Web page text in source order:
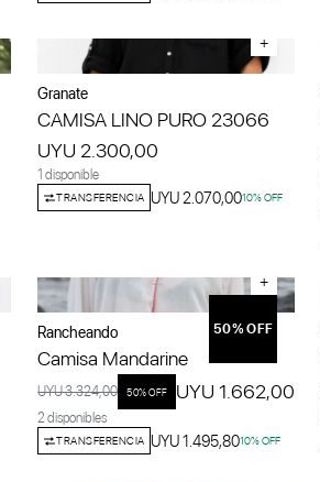
+
Granate
CAMISA LINO PURO 23066
UYU 2.300,00
1 disponible
TRANSFERENCIA UYU 2.070,0010% OFF
50% OFF
+
Rancheando
Camisa Mandarine
UYU 3.324,00 50% OFF UYU 1.662,00
2 disponibles
TRANSFERENCIA UYU 1.495,8010% OFF